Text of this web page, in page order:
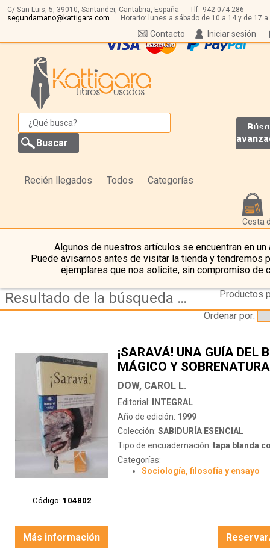
C/ San Luis, 5, 39010, Santander, Cantabria, España Tlf: 942 074 286
segundamano@kattigara.com
Horario: lunes a sábado de 10 a 14 y de 17 a
Iniciar sesión
Contacto
Recién llegados Todos Categorías
Cesta
Algunos de nuestros artículos se encuentran en un
Puede avisarnos antes de visitar la tienda y tendremos
ejemplares que nos solicite, sin compromiso de
Resultado de la búsqueda de editorial integral
Productos
Ordenar por:
Código: 104802
¡SARAVÁ! UNA GUÍA DEL
MÁGICO Y
DOW, CAROL L.
Editorial:
INTEGRAL
Año de edición: 1999
Colección: SABIDURÍA ESENCIAL
Tipo de encuadernación: tapa blanda
Categorías:
Sociología, filosofía y ensayo
Más información